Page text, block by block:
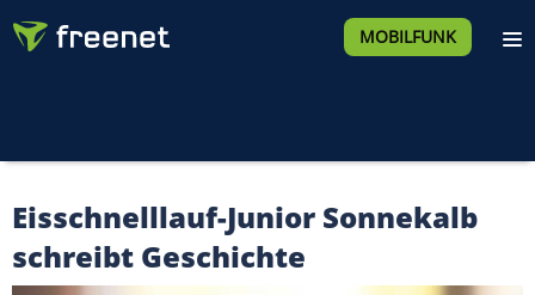
MOBILFUNK
Eisschnelllauf-Junior Sonnekalb
schreibt Geschichte